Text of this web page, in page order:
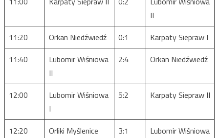
II
11:20
Orkan Niedźwiedź 0:1
Karpaty Siepraw I
11:40
Lubomir Wiśniowa
II
2:4 Orkan Niedźwiedź
12:00
Lubomir Wiśniowa
I
5:2 Karpaty Siepraw II
12:20 Orliki Myślenice 3:1
Lubomir Wiśniowa